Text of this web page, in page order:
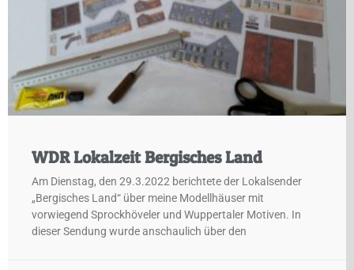
WDR Lokalzeit Bergisches Land
Am Dienstag, den 29.3.2022 berichtete der Lokalsender
„Bergisches Land“ über meine Modellhäuser mit
vorwiegend Sprockhöveler und Wuppertaler Motiven. In
dieser Sendung wurde anschaulich über den